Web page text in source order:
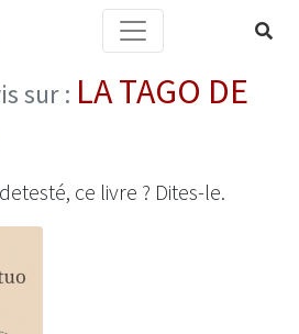
sur : LA TAGO DE
ce livre ? Dites-le.